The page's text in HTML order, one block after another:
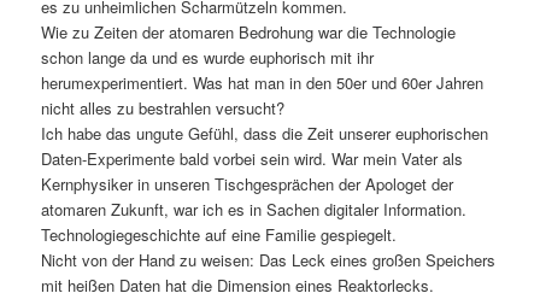
es zu unheimlichen Scharmützeln kommen.
Wie zu Zeiten der atomaren Bedrohung war die Technologie
schon lange da und es wurde euphorisch mit ihr
herumexperimentiert. Was hat man in den 50er und 60er Jahren
nicht alles zu bestrahlen versucht?
Ich habe das ungute Gefühl, dass die Zeit unserer euphorischen
Daten-Experimente bald vorbei sein wird. War mein Vater als
Kernphysiker in unseren Tischgesprächen der Apologet der
atomaren Zukunft, war ich es in Sachen digitaler Information.
Technologiegeschichte auf eine Familie gespiegelt.
Nicht von der Hand zu weisen: Das Leck eines großen Speichers
mit heißen Daten hat die Dimension eines Reaktorlecks.